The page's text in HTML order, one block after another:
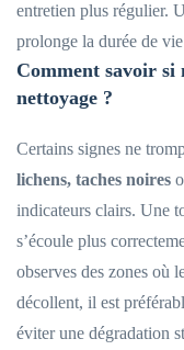
entretien plus régulier.
prolonge la durée de
Comment savoir si
nettoyage ?
Certains signes ne
lichens, taches noires
indicateurs clairs. Une
s’écoule plus
observes des zones où
décollent, il est
éviter une dégradation